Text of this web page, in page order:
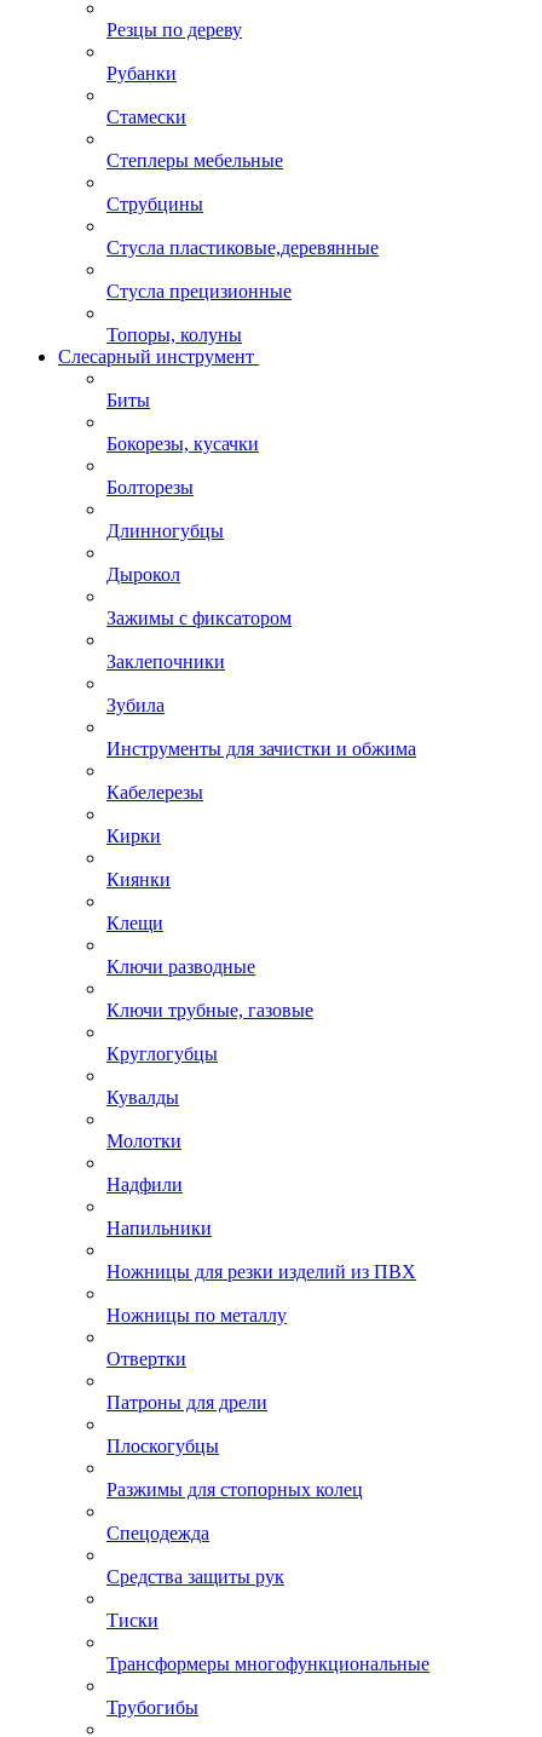
Резцы по дереву
Рубанки
Стамески
Степлеры мебельные
Струбцины
Стусла пластиковые,деревянные
Стусла прецизионные
Топоры, колуны
Слесарный инструмент
Биты
Бокорезы, кусачки
Болторезы
Длинногубцы
Дырокол
Зажимы с фиксатором
Заклепочники
Зубила
Инструменты для зачистки и обжима
Кабелерезы
Кирки
Киянки
Клещи
Ключи разводные
Ключи трубные, газовые
Круглогубцы
Кувалды
Молотки
Надфили
Напильники
Ножницы для резки изделий из ПВХ
Ножницы по металлу
Отвертки
Патроны для дрели
Плоскогубцы
Разжимы для стопорных колец
Спецодежда
Средства защиты рук
Тиски
Трансформеры многофункциональные
Трубогибы